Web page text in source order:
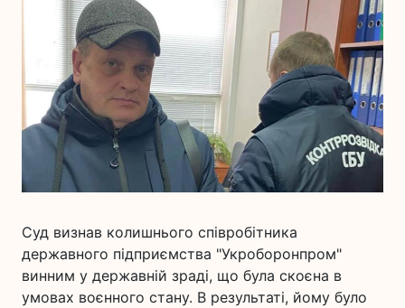
Суд визнав колишнього співробітника
державного підприємства "Укроборонпром"
винним у державній зраді, що була скоєна в
умовах воєнного стану. В результаті, йому було